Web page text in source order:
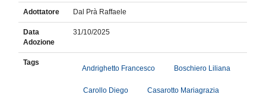
Adottatore Dal Prà Raffaele
Data
Adozione
31/10/2025
Tags
Andrighetto Francesco Boschiero Liliana
Carollo Diego Casarotto Mariagrazia